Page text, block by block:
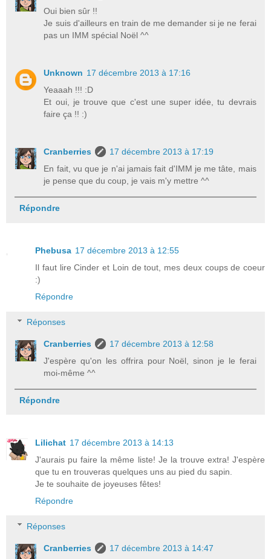
Oui bien sûr !!
Je suis d'ailleurs en train de me demander si je ne ferai
pas un IMM spécial Noël ^^
Unknown 17 décembre 2013 à 17:16
Yeaaah !!! :D
Et oui, je trouve que c'est une super idée, tu devrais
faire ça !! :)
Cranberries
17 décembre 2013 à 17:19
En fait, vu que je n'ai jamais fait d'IMM je me tâte, mais
je pense que du coup, je vais m'y mettre ^^
Répondre
Phebusa 17 décembre 2013 à 12:55
Il faut lire Cinder et Loin de tout, mes deux coups de coeur
:)
Répondre
Réponses
Cranberries
17 décembre 2013 à 12:58
J'espère qu'on les offrira pour Noël, sinon je le ferai
moi-même ^^
Répondre
Lilichat 17 décembre 2013 à 14:13
J'aurais pu faire la même liste! Je la trouve extra! J'espère
que tu en trouveras quelques uns au pied du sapin.
Je te souhaite de joyeuses fêtes!
Répondre
Réponses
Cranberries
17 décembre 2013 à 14:47